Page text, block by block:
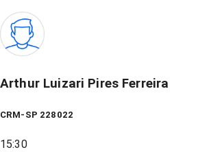
Arthur Luizari Pires Ferreira
CRM-SP 228022
15:30